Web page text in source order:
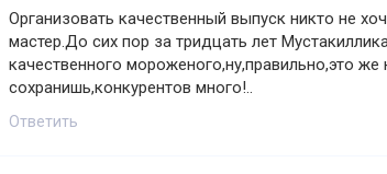
Организовать качественный выпуск никто не
мастер.До сих пор за тридцать лет
качественного мороженого,ну,правильно,это
сохранишь,конкурентов много!..
Ответить